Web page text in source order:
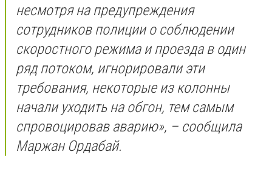
несмотря на предупреждения
сотрудников полиции о соблюдении
скоростного режима и проезда в один
ряд потоком, игнорировали эти
требования, некоторые из колонны
начали уходить на обгон, тем самым
спровоцировав аварию», – сообщила
Маржан Ордабай.